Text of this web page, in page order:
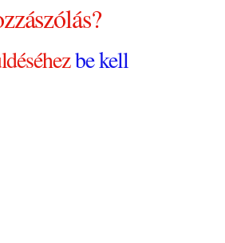
be kell